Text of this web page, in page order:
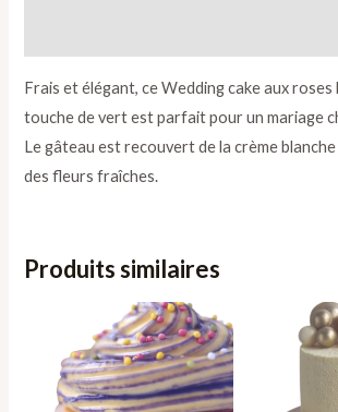
Frais et élégant, ce Wedding cake aux roses
touche de vert est parfait pour un mariage
Le gâteau est recouvert de la crème
des fleurs fraîches.
Produits similaires
Plage
de
prix :
37,98 €
à
75,96 €